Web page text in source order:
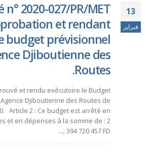
13
فبراير
n° 2020-027/PR/MET
et rendant
budget prévisionnel
Djiboutienne des
Routes.
et rendu exécutoire le Budget
Djiboutienne des Routes de
Article 2 : Ce budget est arrêté en
et en dépenses à la somme de : 2
394 720 457 FD ;...